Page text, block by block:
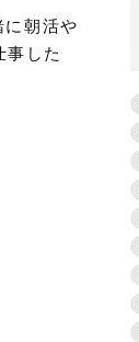
朝活や
事した